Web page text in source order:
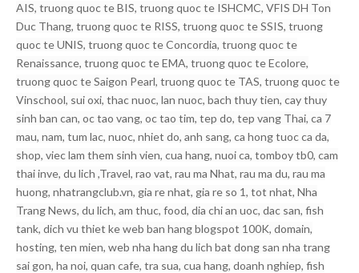
AIS, truong quoc te BIS, truong quoc te ISHCMC, VFIS DH Ton
Duc Thang, truong quoc te RISS, truong quoc te SSIS, truong
quoc te UNIS, truong quoc te Concordia, truong quoc te
Renaissance, truong quoc te EMA, truong quoc te Ecolore,
truong quoc te Saigon Pearl, truong quoc te TAS, truong quoc te
Vinschool, sui oxi, thac nuoc, lan nuoc, bach thuy tien, cay thuy
sinh ban can, oc tao vang, oc tao tim, tep do, tep vang Thai, ca 7
mau, nam, tum lac, nuoc, nhiet do, anh sang, ca hong tuoc ca da,
shop, viec lam them sinh vien, cua hang, nuoi ca, tomboy tb0, cam
thai inve, du lich ,Travel, rao vat, rau ma Nhat, rau ma du, rau ma
huong, nhatrangclub.vn, gia re nhat, gia re so 1, tot nhat, Nha
Trang News, du lich, am thuc, food, dia chi an uoc, dac san, fish
tank, dich vu thiet ke web ban hang blogspot 100K, domain,
hosting, ten mien, web nha hang du lich bat dong san nha trang
sai gon, ha noi, quan cafe, tra sua, cua hang, doanh nghiep, fish